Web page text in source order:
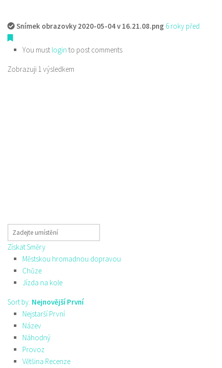
Snímek obrazovky 2020-05-04 v 16.21.08.png 6 roky před
You must login to post comments
Zobrazuji 1 výsledkem
Získat Směry
Městskou hromadnou dopravou
Chůze
Jízda na kole
Sort by: Nejnovější První
Nejstarší První
Název
Náhodný
Provoz
Většina Recenze